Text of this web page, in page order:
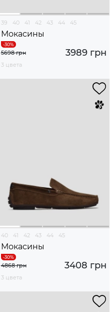
39 40 41 42 43 44 45
Мокасины
3989 грн
5698 грн
3 цвета
40 41 42 43 44 45
Мокасины
3408 грн
4868 грн
3 цвета